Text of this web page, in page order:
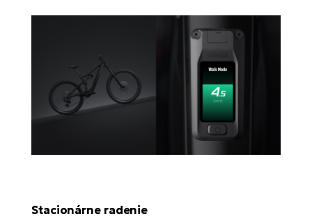
Stacionárne radenie